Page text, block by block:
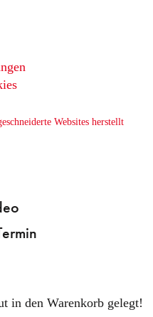
Websites herstellt
in den Warenkorb gelegt!